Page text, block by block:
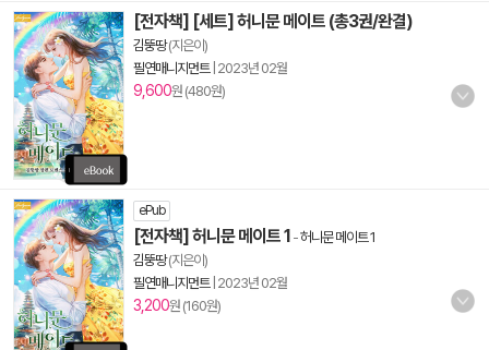
[전자책] [세트] 허니문 메이트 (총3권/완결)
김뚱땅(지은이)
필연매니지먼트| 2023년 02월
9,600원 (480원)
ePub
[전자책] 허니문 메이트 1 -허니문 메이트 1
김뚱땅(지은이)
필연매니지먼트| 2023년 02월
3,200원 (160원)